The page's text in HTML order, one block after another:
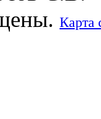
Карта